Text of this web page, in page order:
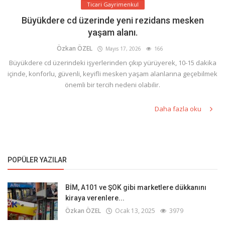
Ticari Gayrimenkul
Büyükdere cd üzerinde yeni rezidans mesken
yaşam alanı.
Özkan ÖZEL Mayıs 17, 2026 166
Büyükdere cd üzerindeki işyerlerinden çıkıp yürüyerek, 10-15 dakika
içinde, konforlu, güvenli, keyifli mesken yaşam alanlarına geçebilmek
önemli bir tercih nedeni olabilir.
Daha fazla oku
POPÜLER YAZILAR
BİM, A101 ve ŞOK gibi marketlere dükkanını
kiraya verenlere...
Özkan ÖZEL Ocak 13, 2025 3979